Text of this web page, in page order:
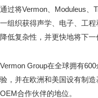
通过将Vermon、Moduleus、
一组织获得声学、电子、工
降低复杂性，并更快地将下一
Vermon Group在全球拥有
验，并在欧洲和美国设有制
OEM合作伙伴的地位。